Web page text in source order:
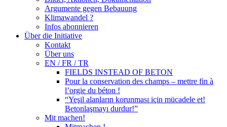
Argumente gegen Bebauung
Klimawandel ?
Infos abonnieren
Über die Initiative
Kontakt
Über uns
EN / FR / TR
FIELDS INSTEAD OF BETON
Pour la conservation des champs – mettre fin à
l’orgie du béton !
“Yeşil alanların korunması için mücadele et!
Betonlaşmayı durdur!”
Mit machen!